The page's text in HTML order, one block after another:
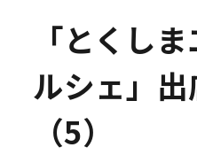
「とくし
ルシェ」
（5）